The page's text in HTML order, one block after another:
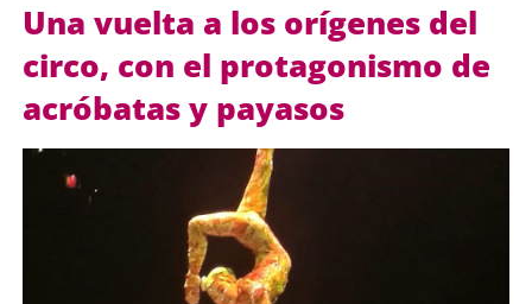
Una vuelta a los orígenes del
circo, con el protagonismo de
acróbatas y payasos